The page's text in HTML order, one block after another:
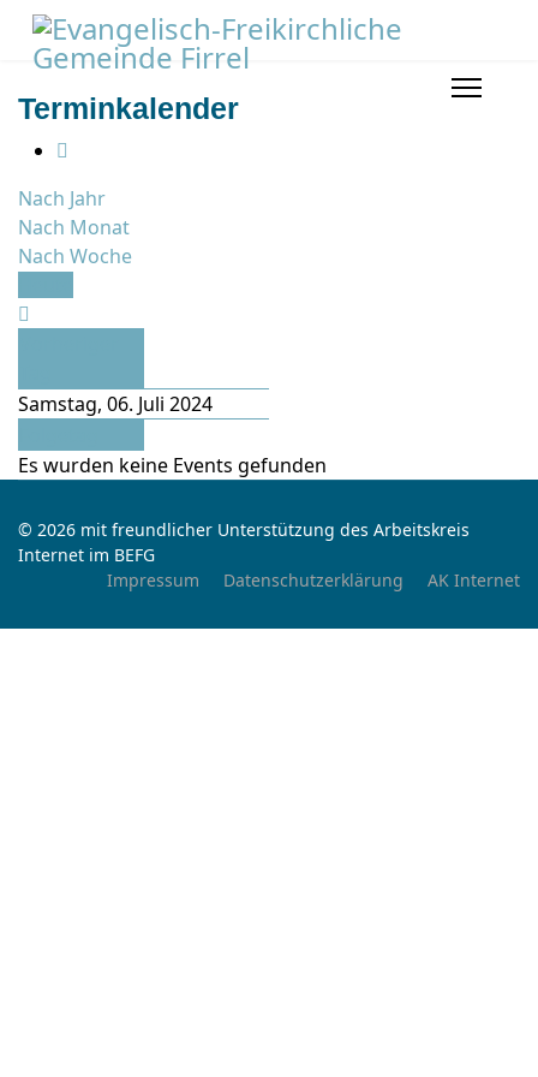
Terminkalender
Nach Jahr
Nach Monat
Nach Woche
Samstag, 06. Juli 2024
Es wurden keine Events gefunden
© 2026 mit freundlicher Unterstützung des Arbeitskreis
Internet im BEFG
Impressum
Datenschutzerklärung AK Internet